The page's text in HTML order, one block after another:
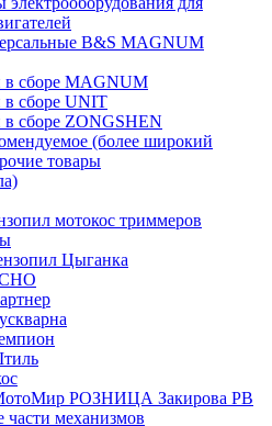
B&S MAGNUM
в сборе MAGNUM
в сборе UNIT
в сборе ZONGSHEN
(более широкий
товары
мотокос триммеров
Цыганка
РОЗНИЦА Закирова РВ
части механизмов